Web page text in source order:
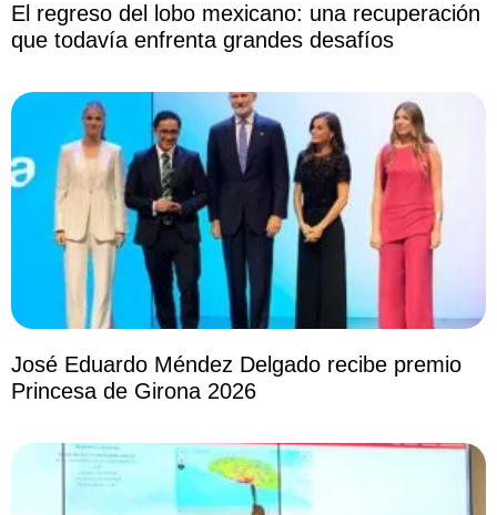
El regreso del lobo mexicano: una recuperación
que todavía enfrenta grandes desafíos
José Eduardo Méndez Delgado recibe premio
Princesa de Girona 2026